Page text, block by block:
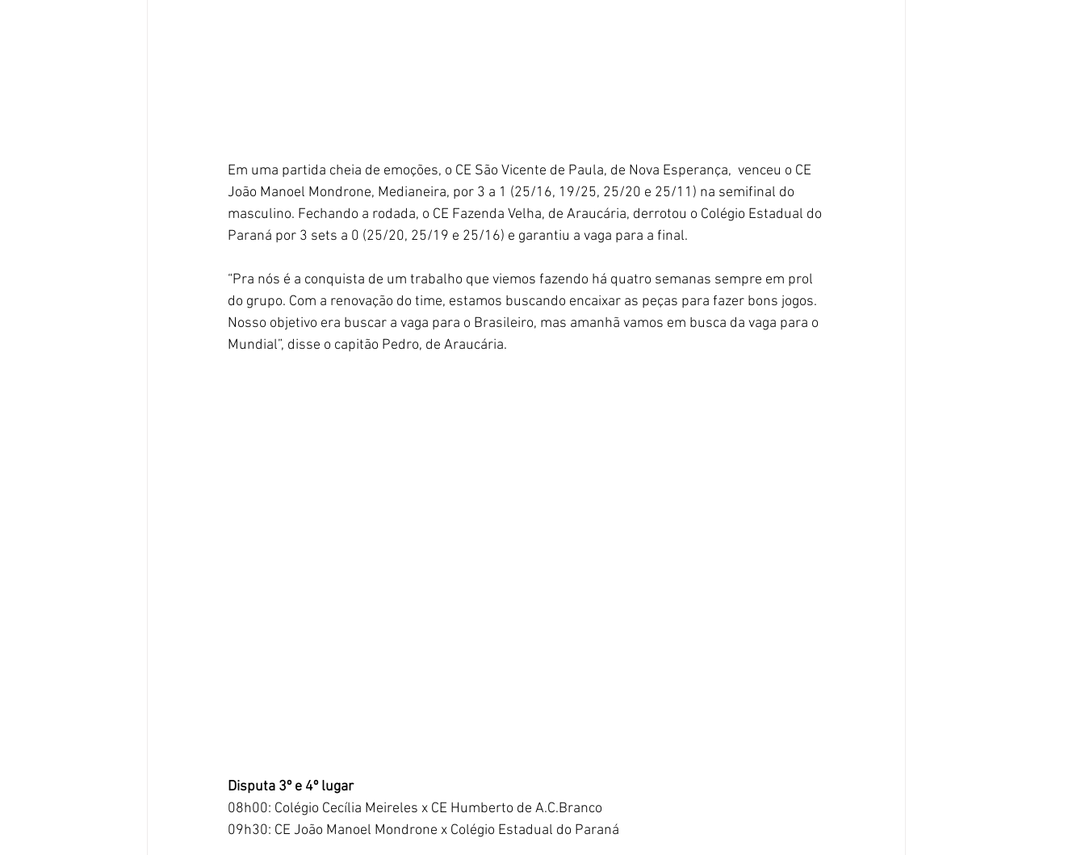
Em uma partida cheia de emoções, o CE São Vicente de Paula, de Nova Esperança,  venceu o CE
João Manoel Mondrone, Medianeira, por 3 a 1 (25/16, 19/25, 25/20 e 25/11) na semifinal do
masculino. Fechando a rodada, o CE Fazenda Velha, de Araucária, derrotou o Colégio Estadual do
Paraná por 3 sets a 0 (25/20, 25/19 e 25/16) e garantiu a vaga para a final.
“Pra nós é a conquista de um trabalho que viemos fazendo há quatro semanas sempre em prol
do grupo. Com a renovação do time, estamos buscando encaixar as peças para fazer bons jogos.
Nosso objetivo era buscar a vaga para o Brasileiro, mas amanhã vamos em busca da vaga para o
Mundial”, disse o capitão Pedro, de Araucária.
Disputa 3º e 4º lugar
08h00: Colégio Cecília Meireles x CE Humberto de A.C.Branco
09h30: CE João Manoel Mondrone x Colégio Estadual do Paraná